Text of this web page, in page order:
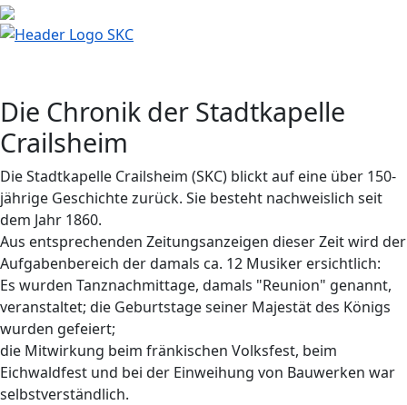
Die Chronik der Stadtkapelle
Crailsheim
Die Stadtkapelle Crailsheim (SKC) blickt auf eine über 150-
jährige Geschichte zurück. Sie besteht nachweislich seit
dem Jahr 1860.
Aus entsprechenden Zeitungsanzeigen dieser Zeit wird der
Aufgabenbereich der damals ca. 12 Musiker ersichtlich:
Es wurden Tanznachmittage, damals "Reunion" genannt,
veranstaltet; die Geburtstage seiner Majestät des Königs
wurden gefeiert;
die Mitwirkung beim fränkischen Volksfest, beim
Eichwaldfest und bei der Einweihung von Bauwerken war
selbstverständlich.